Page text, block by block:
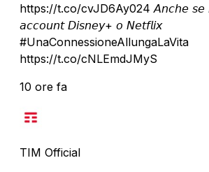
https://t.co/cvJD6Ay024 𝘈𝘯𝘤𝘩𝘦 𝘴𝘦
𝘢𝘤𝘤𝘰𝘶𝘯𝘵 𝘋𝘪𝘴𝘯𝘦𝘺+ 𝘰 𝘕𝘦𝘵𝘧𝘭𝘪𝘹
#UnaConnessioneAllungaLaVita
https://t.co/cNLEmdJMyS
10 ore fa
TIM Official